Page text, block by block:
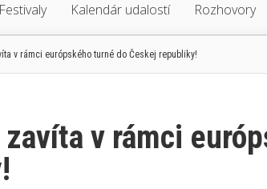
Festivaly Kalendár udalostí Rozhovory
v rámci európského turné do Českej republiky!
zavíta v rámci